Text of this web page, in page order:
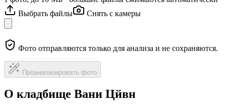
Выбрать файлы
Снять с камеры
Фото отправляются только для анализа и не сохраняются.
Проанализировать фото
О кладбище Вани Цйвн